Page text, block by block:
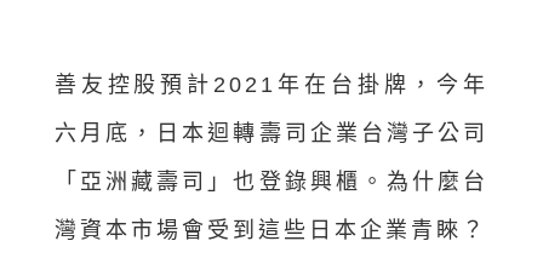
善友控股預計2021年在台掛牌，今年
六月底，日本迴轉壽司企業台灣子公司
「亞洲藏壽司」也登錄興櫃。為什麼台
灣資本市場會受到這些日本企業青睞？